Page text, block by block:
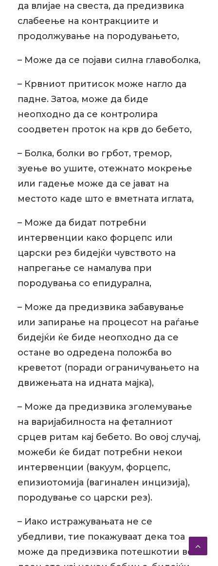
да влијае на свеста, да предизвика
слабеење на контракциите и
продолжување на породувањето,
– Може да се појави силна главоболка,
– Крвниот притисок може нагло да
падне. Затоа, може да биде
неопходно да се контролира
соодветен проток на крв до бебето,
– Болка, болки во грбот, тремор,
зуење во ушите, отежнато мокрење
или гадење може да се јават на
местото каде што е вметната иглата,
– Може да бидат потребни
интервенции како форцепс или
царски рез бидејќи чувството на
напрегање се намалува при
породувања со епидурална,
– Може да предизвика забавување
или запирање на процесот на раѓање
бидејќи ќе биде неопходно да се
остане во одредена положба во
креветот (поради ограничувањето на
движењата на идната мајка),
– Може да предизвика зголемување
на варијабилноста на феталниот
срцев ритам кај бебето. Во овој случај,
можеби ќе бидат потребни некои
интервенции (вакуум, форцепс,
епизиотомија (вагинален инцизија),
породување со царски рез).
– Иако истражувањата не се
убедливи, тие покажуваат дека тоа
може да предизвика потешкотии во